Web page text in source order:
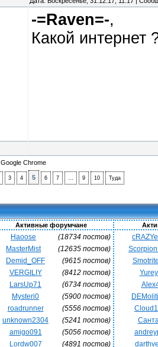
-=Raven=-,
Какой интернет
Google Chrome
3 4 5 6 7 … 9 10 Туда
Активные форумчане
Haoose
(18734 постов)
MasterMist
(12635 постов)
Demid_OFF
(9615 постов)
VERGILIY
(8412 постов)
LarsUp71
(6734 постов)
Mysteri0
(5900 постов)
roadrunner
(5556 постов)
unknown2304
(5241 постов)
amigo091
(5056 постов)
Lordw007
(4891 постов)